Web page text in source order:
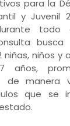
para la
y Juvenil
todo
busca
niñas, niños y
de manera
que se